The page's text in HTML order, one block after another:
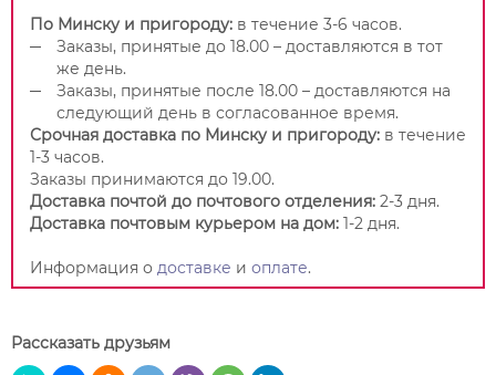
По Минску и пригороду: в течение 3-6 часов.
Заказы, принятые до 18.00 – доставляются в тот
же день.
Заказы, принятые после 18.00 – доставляются на
следующий день в согласованное время.
Срочная доставка по Минску и пригороду: в течение
1-3 часов.
Заказы принимаются до 19.00.
Доставка почтой до почтового отделения: 2-3 дня.
Доставка почтовым курьером на дом: 1-2 дня.
Информация о доставке и оплате.
Рассказать друзьям